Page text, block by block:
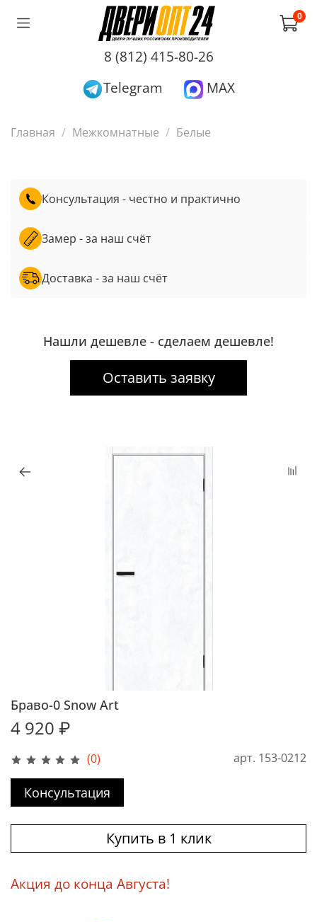
0
8 (812) 415-80-26
Telegram
MAX
Главная Межкомнатные Белые
Консультация - честно и практично
Замер - за наш счёт
Доставка - за наш счёт
Нашли дешевле - сделаем дешевле!
Оставить заявку
(0) арт. 153-0212
Браво-0 Snow Art
4 920 ₽
Консультация
Купить в 1 клик
Акция до конца Августа!